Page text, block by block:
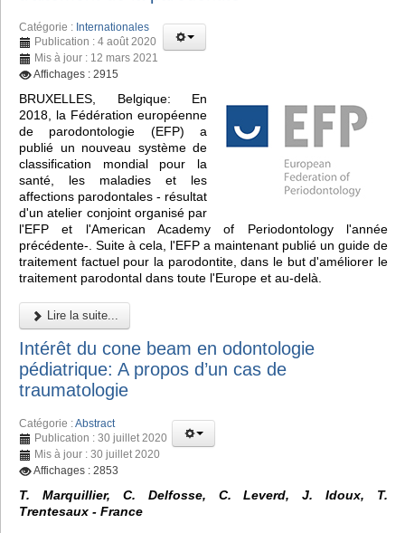
Catégorie : Internationales
Publication : 4 août 2020
Mis à jour : 12 mars 2021
Affichages : 2915
BRUXELLES, Belgique: En
2018, la Fédération européenne
de parodontologie (EFP) a
publié un nouveau système de
classification mondial pour la
santé, les maladies et les
affections parodontales - résultat
d'un atelier conjoint organisé par
l'EFP et l'American Academy of Periodontology l'année
précédente-. Suite à cela, l'EFP a maintenant publié un guide de
traitement factuel pour la parodontite, dans le but d'améliorer le
traitement parodontal dans toute l'Europe et au-delà.
Lire la suite...
Intérêt du cone beam en odontologie
pédiatrique: A propos d’un cas de
traumatologie
Catégorie :Abstract
Publication : 30 juillet 2020
Mis à jour : 30 juillet 2020
Affichages : 2853
T. Marquillier, C. Delfosse, C. Leverd, J. Idoux, T.
Trentesaux - France